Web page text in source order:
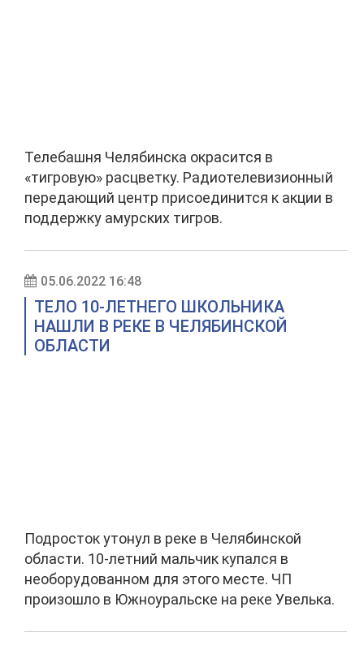
Телебашня Челябинска окрасится в
«тигровую» расцветку. Радиотелевизионный
передающий центр присоединится к акции в
поддержку амурских тигров.
05.06.2022 16:48
ТЕЛО 10-ЛЕТНЕГО ШКОЛЬНИКА
НАШЛИ В РЕКЕ В ЧЕЛЯБИНСКОЙ
ОБЛАСТИ
Подросток утонул в реке в Челябинской
области. 10-летний мальчик купался в
необорудованном для этого месте. ЧП
произошло в Южноуральске на реке Увелька.